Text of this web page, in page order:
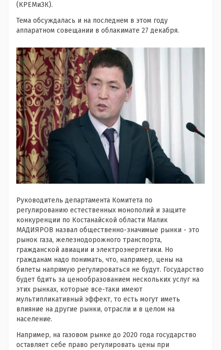
(КРЕМиЗК).
Тема обсуждалась и на последнем в этом году
аппаратном совещании в облакимате 27 декабря.
Руководитель департамента Комитета по
регулированию естественных монополий и защите
конкуренции по Костанайской области Малик
МАДИЯРОВ назвал общественно-значимые рынки - это
рынок газа, железнодорожного транспорта,
гражданской авиации и электроэнергетики. Но
гражданам надо понимать, что, например, цены на
билеты напрямую регулироваться не будут. Государство
будет бдить за ценообразованием нескольких услуг на
этих рынках, которые все-таки имеют
мультипликативный эффект, то есть могут иметь
влияние на другие рынки, отрасли и в целом на
население.
Например, на газовом рынке до 2020 года государство
оставляет себе право регулировать цены при